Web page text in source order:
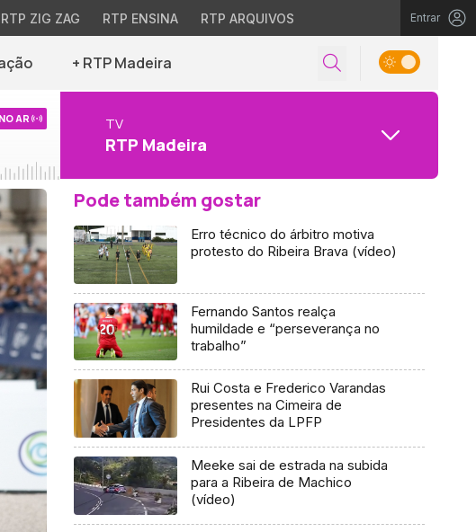
RTP ZIG ZAG RTP ENSINA RTP ARQUIVOS Entrar
+ RTP Madeira
NO AR TV
RTP Madeira
Pode também gostar
Erro técnico do árbitro motiva
protesto do Ribeira Brava (vídeo)
Fernando Santos realça
humildade e “perseverança no
trabalho”
Rui Costa e Frederico Varandas
presentes na Cimeira de
Presidentes da LPFP
Meeke sai de estrada na subida
para a Ribeira de Machico
(vídeo)